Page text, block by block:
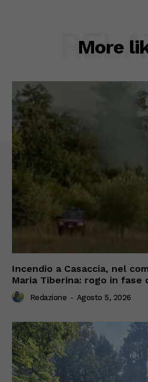
More
Incendio a Casaccia, nel
Maria Tiberina: rogo in fase
Redazione - Agosto 5, 2026